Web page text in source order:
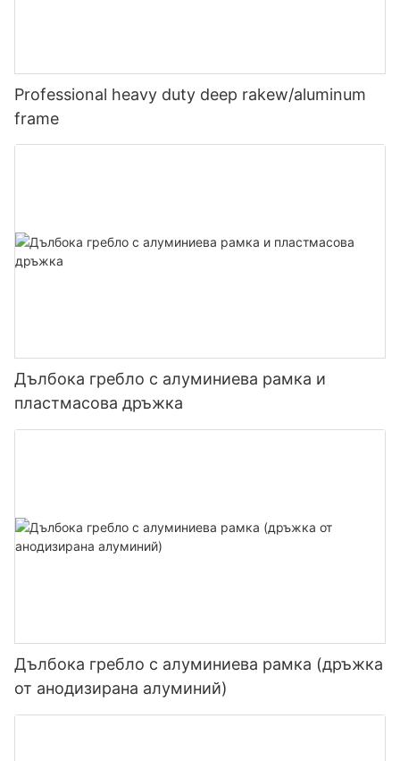
Professional heavy duty deep rakew/aluminum
frame
Дълбока гребло с алуминиева рамка и
пластмасова дръжка
Дълбока гребло с алуминиева рамка (дръжка
от анодизирана алуминий)